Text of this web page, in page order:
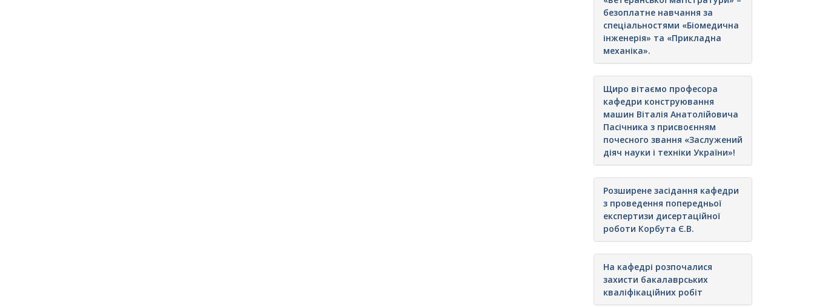
безоплатне навчання за
спеціальностями «Біомедична
інженерія» та «Прикладна
механіка».
Щиро вітаємо професора
кафедри конструювання
машин Віталія Анатолійовича
Пасічника з присвоєнням
почесного звання «Заслужений
діяч науки і техніки України»!
Розширене засідання кафедри
з проведення попередньої
експертизи дисертаційної
роботи Корбута Є.В.
На кафедрі розпочалися
захисти бакалаврських
кваліфікаційних робіт